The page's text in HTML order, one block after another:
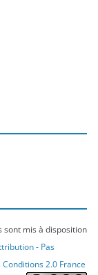
sont mis à disposition
- Pas
2.0 France